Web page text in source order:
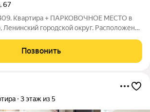
,67
Квартира + ПАРКОВОЧНОЕ МЕСТО в
городской округ. Расположена
отдельное парковочное место на
и
Позвонить
3 этаж из 5